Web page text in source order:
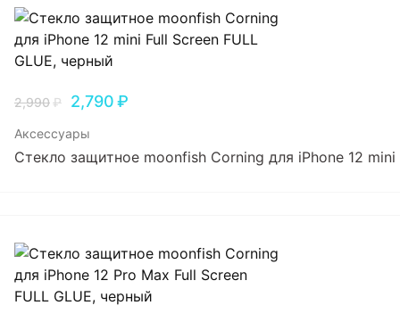
2,990₽ 2,790₽
Аксессуары
Стекло защитное moonfish Corning для iPhone 12 mini